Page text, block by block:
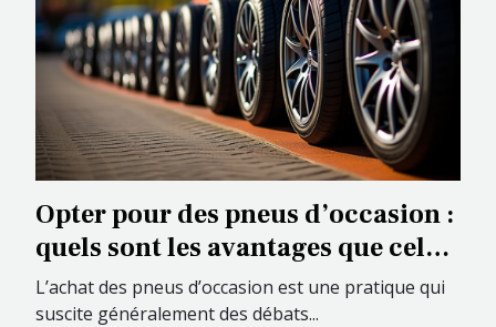
Opter pour des pneus d’occasion :
quels sont les avantages que cela
présente ?
L’achat des pneus d’occasion est une pratique qui
suscite généralement des débats...